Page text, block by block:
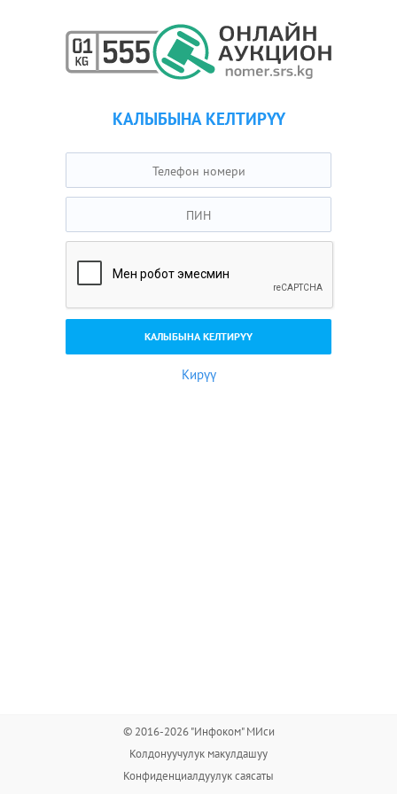
КАЛЫБЫНА КЕЛТИРҮҮ
Кирүү
© 2016-2026 "Инфоком" МИси
Колдонуучулук макулдашуу
Конфиденциалдуулук саясаты